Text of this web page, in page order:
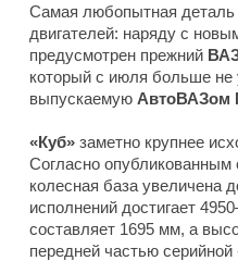
Самая любопытная
двигателей: наряду с
предусмотрен прежний
который с июля больше не
выпускаемую АвтоВАЗом
«Куб» заметно крупнее
Согласно
колесная база увеличена
исполнений достигает
составляет 1695 мм, а
передней частью серийной